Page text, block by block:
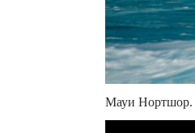
Мауи Нортшор.